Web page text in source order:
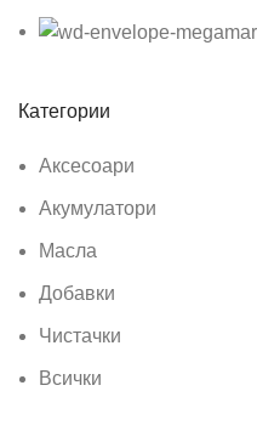
Категории
Аксесоари
Акумулатори
Масла
Добавки
Чистачки
Всички